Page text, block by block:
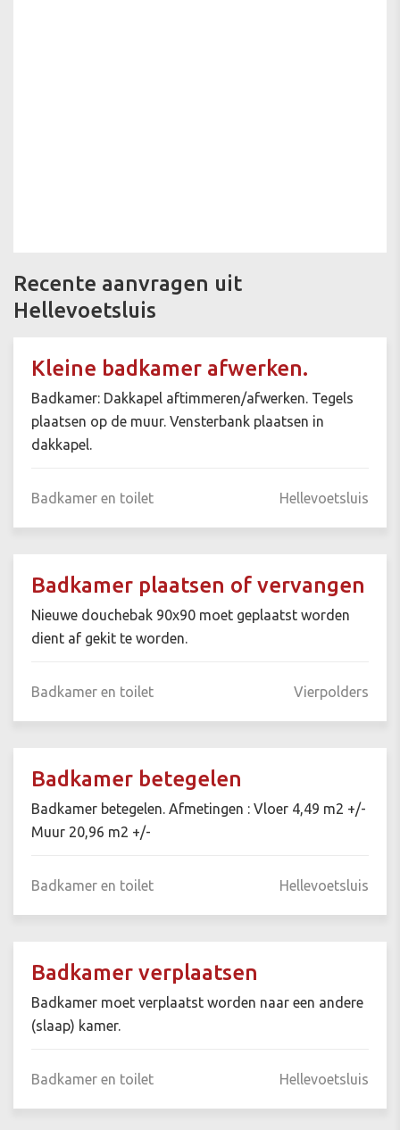
Recente aanvragen uit
Hellevoetsluis
Kleine badkamer afwerken.
Badkamer: Dakkapel aftimmeren/afwerken. Tegels
plaatsen op de muur. Vensterbank plaatsen in
dakkapel.
Badkamer en toilet Hellevoetsluis
Badkamer plaatsen of vervangen
Nieuwe douchebak 90x90 moet geplaatst worden
dient af gekit te worden.
Badkamer en toilet Vierpolders
Badkamer betegelen
Badkamer betegelen. Afmetingen : Vloer 4,49 m2 +/-
Muur 20,96 m2 +/-
Badkamer en toilet Hellevoetsluis
Badkamer verplaatsen
Badkamer moet verplaatst worden naar een andere
(slaap) kamer.
Badkamer en toilet Hellevoetsluis